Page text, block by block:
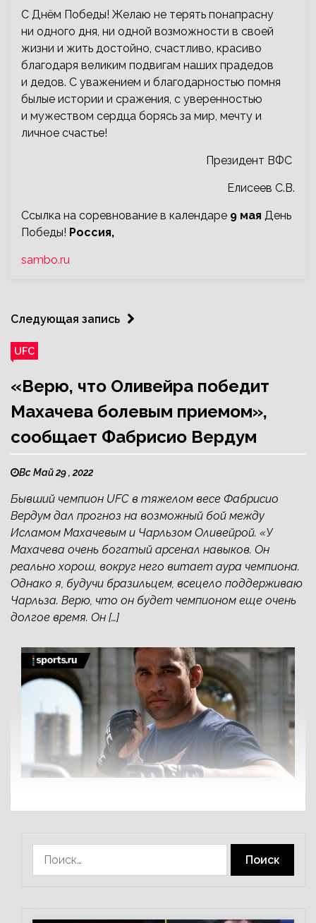
С Днём Победы! Желаю не терять понапрасну
ни одного дня, ни одной возможности в своей
жизни и жить достойно, счастливо, красиво
благодаря великим подвигам наших прадедов
и дедов. С уважением и благодарностью помня
былые истории и сражения, с уверенностью
и мужеством сердца борясь за мир, мечту и
личное счастье!
Президент ВФС
Елисеев С.В.
Ссылка на соревнование в календаре 9 мая День
Победы! Россия,
sambo.ru
Следующая запись
UFC
«Верю, что Оливейра победит
Махачева болевым приемом»,
сообщает Фабрисио Вердум
Вс Май 29 , 2022
Бывший чемпион UFC в тяжелом весе Фабрисио
Вердум дал прогноз на возможный бой между
Исламом Махачевым и Чарльзом Оливейрой. «У
Махачева очень богатый арсенал навыков. Он
реально хорош, вокруг него витает аура чемпиона.
Однако я, будучи бразильцем, всецело поддерживаю
Чарльза. Верю, что он будет чемпионом еще очень
долгое время. Он […]